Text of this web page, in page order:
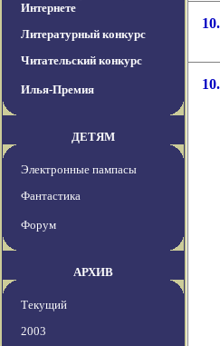
Интернете
Литературный конкурс
Читательский конкурс
Илья-Премия
ДЕТЯМ
Электронные пампасы
Фантастика
Форум
АРХИВ
Текущий
2003